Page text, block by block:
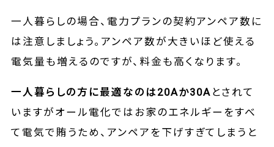
一人暮らしの場合、電力プランの契約アンペア数に
は注意しましょう。アンペア数が大きいほど使える
電気量も増えるのですが、料金も高くなります。
一人暮らしの方に最適なのは20Aか30A とされて
いますがオール電化ではお家のエネルギーをすべ
て電気で賄うため、アンペアを下げすぎてしまうと